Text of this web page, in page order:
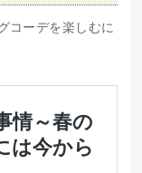
コーデを楽しむに